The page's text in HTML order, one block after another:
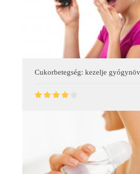
Cukorbetegség: kezelje